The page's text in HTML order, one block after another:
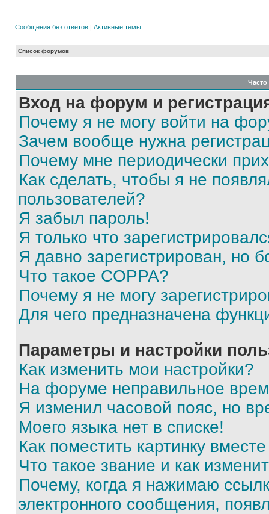
Сообщения без ответов | Активные темы
Список форумов
Вход на форум и
Почему я не могу войти на
Зачем вообще нужна
Почему мне периодически
Как сделать, чтобы я не
пользователей?
Я забыл пароль!
Я только что
Я давно зарегистрирован, но
Что такое COPPA?
Почему я не могу
Для чего предназначена
Параметры и настройки
Как изменить мои настройки?
На форуме неправильное
Я изменил часовой пояс, но
Моего языка нет в списке!
Как поместить картинку
Что такое звание и как
Почему, когда я нажимаю
электронного сообщения,